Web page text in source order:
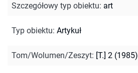
Szczegółowy typ obiektu: art
Typ obiektu: Artykuł
Tom/Wolumen/Zeszyt: [T.] 2 (1985)